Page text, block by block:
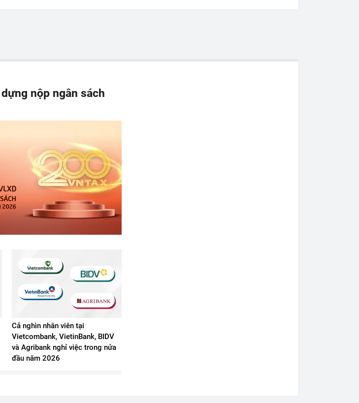
nộp ngân sách
Cả nghìn nhân viên tại
Vietcombank, VietinBank, BIDV
và Agribank nghỉ việc trong nửa
đầu năm 2026